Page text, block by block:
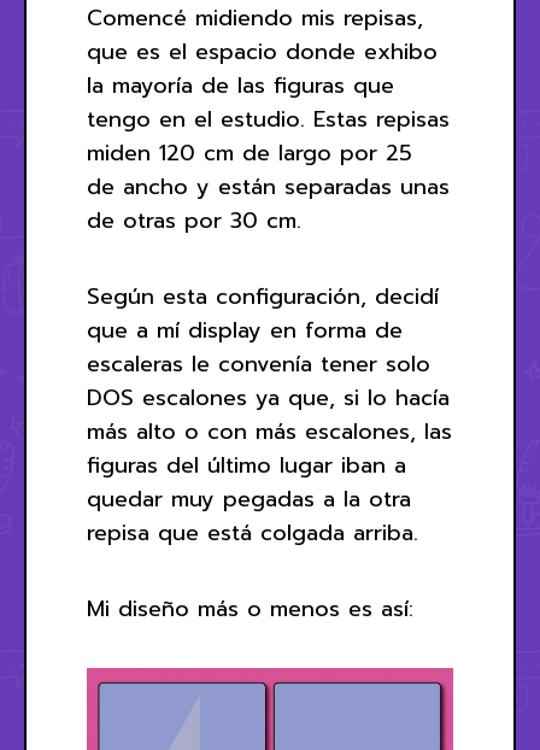
Comencé midiendo mis repisas,
que es el espacio donde exhibo
la mayoría de las figuras que
tengo en el estudio. Estas repisas
miden 120 cm de largo por 25
de ancho y están separadas unas
de otras por 30 cm.
Según esta configuración, decidí
que a mí display en forma de
escaleras le convenía tener solo
DOS escalones ya que, si lo hacía
más alto o con más escalones, las
figuras del último lugar iban a
quedar muy pegadas a la otra
repisa que está colgada arriba.
Mi diseño más o menos es así: